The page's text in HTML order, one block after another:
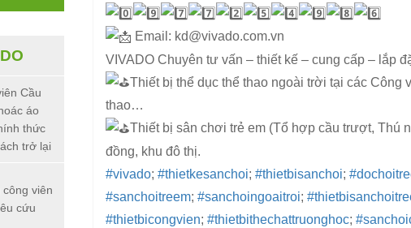
Cầu
áo
thức
trở lại
công viên
cứu
Email: kd@vivado.com.vn
VIVADO Chuyên tư vấn – thiết kế – cung cấp – lắp
Thiết bị thể dục thể thao ngoài trời tại các
thao…
Thiết bị sân chơi trẻ em (Tổ hợp cầu trượt, Thú
đồng, khu đô thị.
#vivado; #thietkesanchoi; #thietbisanchoi;
#sanchoitreem; #sanchoingoaitroi;
#thietbicongvien; #thietbithechattruonghoc;